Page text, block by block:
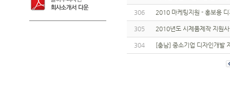
306 2010 마케팅지원 - 홍보용
305 2010년도 시제품제작 지원
304 [충남] 중소기업 디자인개발